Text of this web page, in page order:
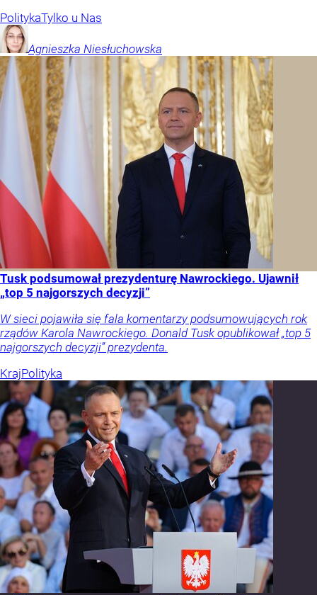
PolitykaTylko u Nas
Agnieszka Niesłuchowska
Tusk podsumował prezydenturę Nawrockiego. Ujawnił
„top 5 najgorszych decyzji”
W sieci pojawiła się fala komentarzy podsumowujących rok
rządów Karola Nawrockiego. Donald Tusk opublikował „top 5
najgorszych decyzji” prezydenta.
KrajPolityka